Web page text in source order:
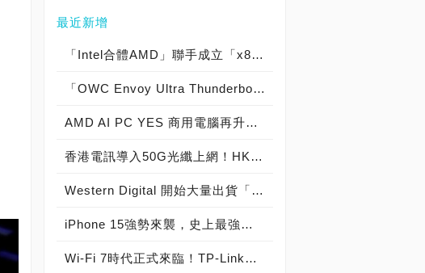
最近新增
「Intel合體AMD」聯手成立「x86 生態系統諮詢小組」，「加速開發人員和客戶的創新」共創美好PC產業未來！
「OWC Envoy Ultra Thunderbolt 5 SSD」強勢來襲，史上最強「6,000 MB/s 超越極限速度」外接式固態硬碟報到！
AMD AI PC YES 商用電腦再升級！AI CPU三劍齊發火力全開，Ryzen Pro 8000引爆商用桌機進入AI時代，Ryzen Pro 8040加速商用筆電AI加速，Ryzen Threadripper Pro 7000WX衝破工作站極限效能！
香港電訊導入50G光纖上網！HKT成為香港首家提供50G PON電信業者，下載速率狂飆50Gbps 平均延遲只有1.6ms 傳輸影片30GB只要20幾秒 速度更快延遲更低爽度更高！
Western Digital 開始大量出貨「WD Gold 24TB CMR HDD」機械硬碟，「28TB Ultrastar DC HC680 SMR HDD」與「24TB Ultrastar DC HC580 CMR HDD」獲得業界採用！
iPhone 15強勢來襲，史上最強智慧型手機報到！
Wi-Fi 7時代正式來臨！TP-Link發表802.11be規格BE9300、BE11000、BE17000、BE19000、BE22000、BE24000、BE33000無線路由器與商用AP，史上最強Wi-Fi 7無線網路強勢來襲！